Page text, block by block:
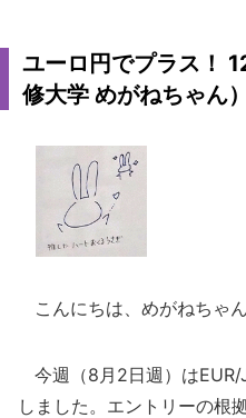
ユーロ円でプラス！
修大学 めがねちゃん）
こんにちは、めがねちゃん
今週（8月2日週）はEUR/
しました。エントリーの根